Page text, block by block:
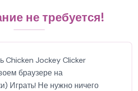
не требуется!
Chicken Jockey Clicker
браузере на
Играть! Не нужно ничего